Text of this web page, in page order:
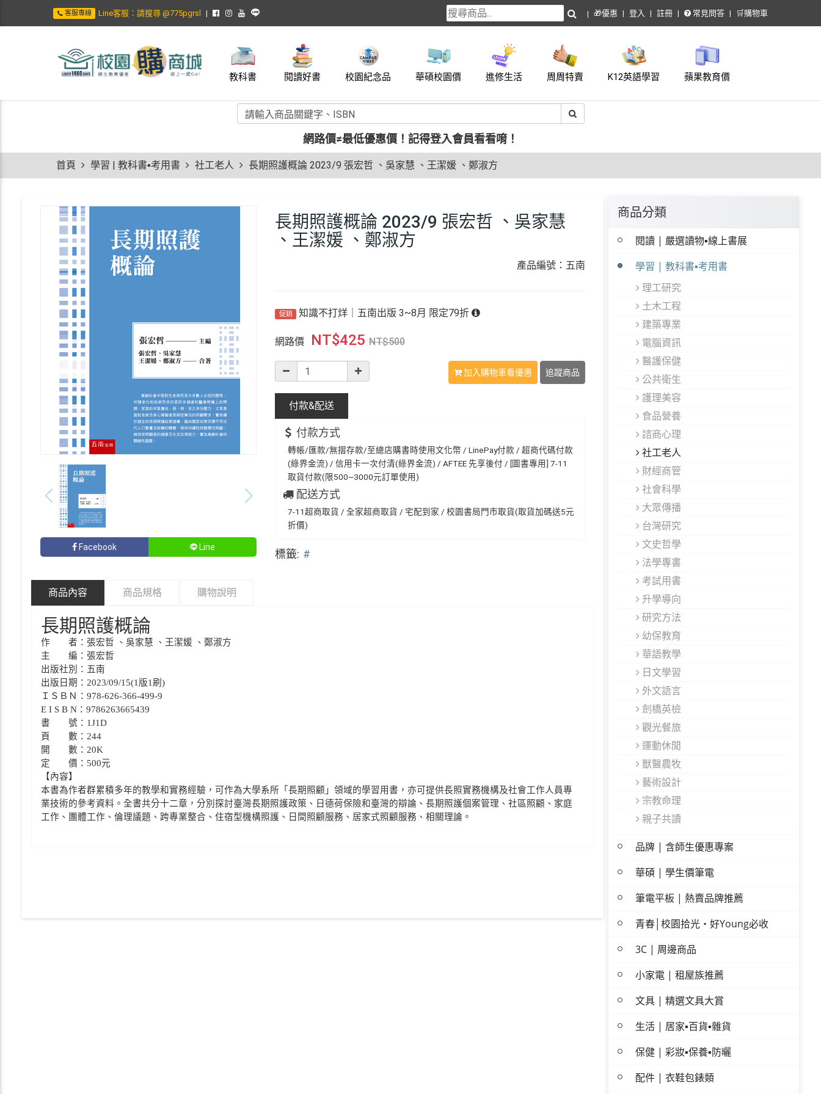
客服專線 Line客服：請搜尋 @775pgrsl 🎁優惠 登入 註冊 常見問答 🛒購物車
教科書 閱讀好書 校園紀念品 華碩校園價 進修生活 周周特賣 K12英語學習 蘋果教育價
網路價≠最低優惠價！ 記得登入會員看看唷！
首頁 學習 | 教科書▪考用書 社工老人 長期照護概論 2023/9 張宏哲 、吳家慧 、王潔媛 、鄭淑方
商品分類
閱讀 | 嚴選讀物▪線上書展
學習 | 教科書▪考用書
理工研究
土木工程
建築專業
電腦資訊
醫護保健
公共衛生
護理美容
食品營養
諮商心理
社工老人
財經商管
社會科學
大眾傳播
台灣研究
文史哲學
法學專書
考試用書
升學導向
研究方法
幼保教育
華語教學
日文學習
外文語言
劍橋英檢
觀光餐旅
運動休閒
獸醫農牧
藝術設計
宗教命理
親子共讀
品牌 | 含師生優惠專案
華碩 | 學生價筆電
筆電平板 | 熱賣品牌推薦
青春│校園拾光・好Young必收
3C | 周邊商品
小家電 | 租屋族推薦
文具 | 精選文具大賞
生活 | 居家▪百貨▪雜貨
保健 | 彩妝▪保養▪防曬
配件 | 衣鞋包錶類
Facebook Line
長期照護概論 2023/9 張宏哲 、吳家慧
、王潔媛 、鄭淑方
產品編號：五南
促銷 知識不打烊｜五南出版 3~8月 限定79折
網路價 NT$425 NT$500
加入購物車看優惠 追蹤商品
付款&配送
付款方式
轉帳/匯款/無摺存款/至總店購書時使用文化幣 / LinePay付款 / 超商代碼付款
(綠界金流) / 信用卡一次付清(綠界金流) / AFTEE 先享後付 / [圖書專用] 7-11
取貨付款(限500~3000元訂單使用)
配送方式
7-11超商取貨 / 全家超商取貨 / 宅配到家 / 校園書局門市取貨(取貨加碼送5元
折價)
標籤: #
商品內容 商品規格 購物說明
長期照護概論
作 者：張宏哲 、吳家慧 、王潔媛 、鄭淑方
主 編：張宏哲
出版社別：五南
出版日期：2023/09/15(1版1刷)
ＩＳＢＮ：978-626-366-499-9
E I S B N：9786263665439
書 號：1J1D
頁 數：244
開 數：20K
定 價：500元
【內容】
本書為作者群累積多年的教學和實務經驗，可作為大學系所「長期照顧」領域的學習用書，亦可提供長照實務機構及社會工作人員專
業技術的參考資料。全書共分十二章，分別探討臺灣長期照護政策、日德荷保險和臺灣的辯論、長期照護個案管理、社區照顧、家庭
工作、團體工作、倫理議題、跨專業整合、住宿型機構照護、日間照顧服務、居家式照顧服務、相關理論。